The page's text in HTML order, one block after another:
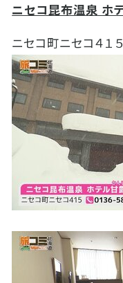
ニセコ昆布温泉 ホ
ニセコ町ニセコ４